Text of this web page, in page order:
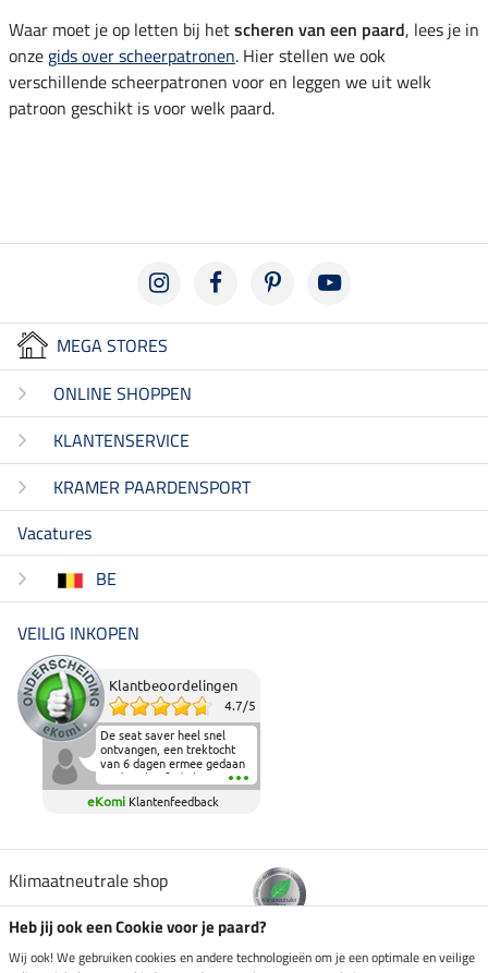
Waar moet je op letten bij hetscheren van een paard, lees je in
onze gids over scheerpatronen. Hier stellen we ook
verschillende scheerpatronen voor en leggen we uit welk
patroon geschikt is voor welk paard.
MEGA STORES
ONLINE SHOPPEN
KLANTENSERVICE
KRAMER PAARDENSPORT
Vacatures
BE
VEILIG INKOPEN
Klantbeoordelingen
4.7/5
De seat saver heel snel
ontvangen, een trektocht
van 6 dagen ermee gedaan
en deze heeft de beproeving
fantastisch doorstaan.
Heerlijk zacht om op te
elkaar in het zadel.
eKomi Klantenfeedback
Klimaatneutrale shop
Verzending per
Heb jij ook een Cookie voor je paard?
Wij ook! We gebruiken cookies en andere technologieën om je een optimale en veilige